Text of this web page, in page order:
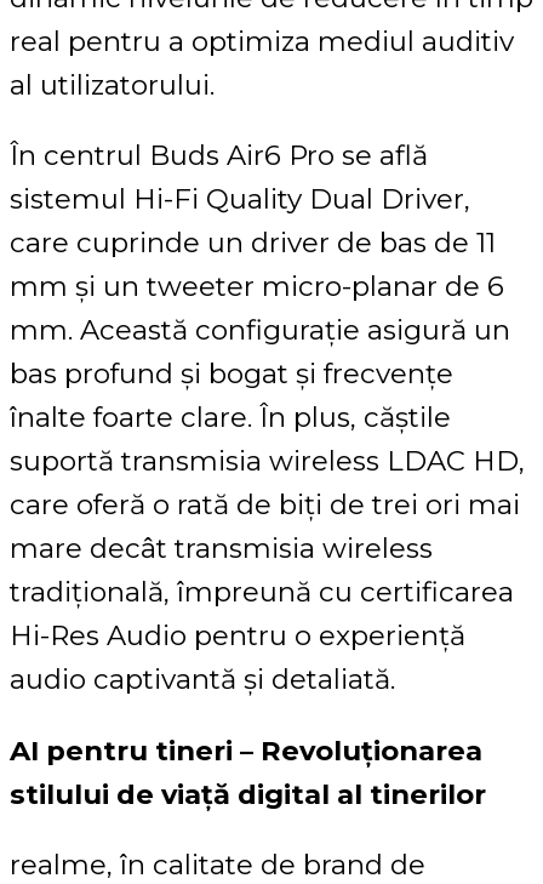
real pentru a optimiza mediul auditiv
al utilizatorului.
În centrul Buds Air6 Pro se află
sistemul Hi-Fi Quality Dual Driver,
care cuprinde un driver de bas de 11
mm și un tweeter micro-planar de 6
mm. Această configurație asigură un
bas profund și bogat și frecvențe
înalte foarte clare. În plus, căștile
suportă transmisia wireless LDAC HD,
care oferă o rată de biți de trei ori mai
mare decât transmisia wireless
tradițională, împreună cu certificarea
Hi-Res Audio pentru o experiență
audio captivantă și detaliată.
AI pentru tineri – Revoluționarea
stilului de viață digital al tinerilor
realme, în calitate de brand de